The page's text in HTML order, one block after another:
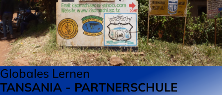
Globales Lernen
TANSANIA - PARTNERSCHULE